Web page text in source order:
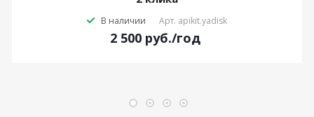
В наличии Арт. apikit.yadisk
2 500 руб./год